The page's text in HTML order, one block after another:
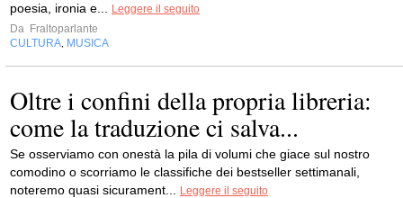
poesia, ironia e...
Leggere il seguito
Da Fraltoparlante
CULTURA MUSICA
Oltre i confini della propria libreria:
come la traduzione ci salva...
Se osserviamo con onestà la pila di volumi che giace sul nostro
comodino o scorriamo le classifiche dei bestseller settimanali,
noteremo quasi sicurament...
Leggere il seguito